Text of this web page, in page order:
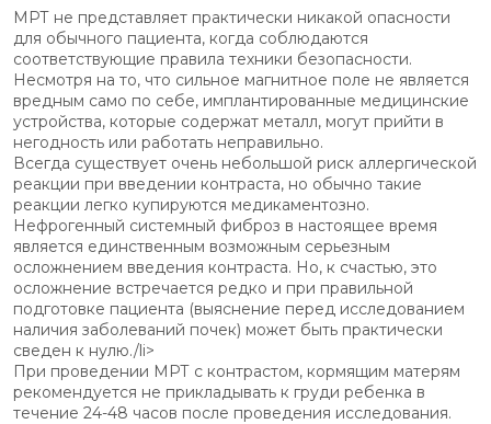
МРТ не представляет практически никакой опасности
для обычного пациента, когда соблюдаются
соответствующие правила техники безопасности.
Несмотря на то, что сильное магнитное поле не является
вредным само по себе, имплантированные медицинские
устройства, которые содержат металл, могут прийти в
негодность или работать неправильно.
Всегда существует очень небольшой риск аллергической
реакции при введении контраста, но обычно такие
реакции легко купируются медикаментозно.
Нефрогенный системный фиброз в настоящее время
является единственным возможным серьезным
осложнением введения контраста. Но, к счастью, это
осложнение встречается редко и при правильной
подготовке пациента (выяснение перед исследованием
наличия заболеваний почек) может быть практически
сведен к нулю./li>
При проведении МРТ с контрастом, кормящим матерям
рекомендуется не прикладывать к груди ребенка в
течение 24-48 часов после проведения исследования.